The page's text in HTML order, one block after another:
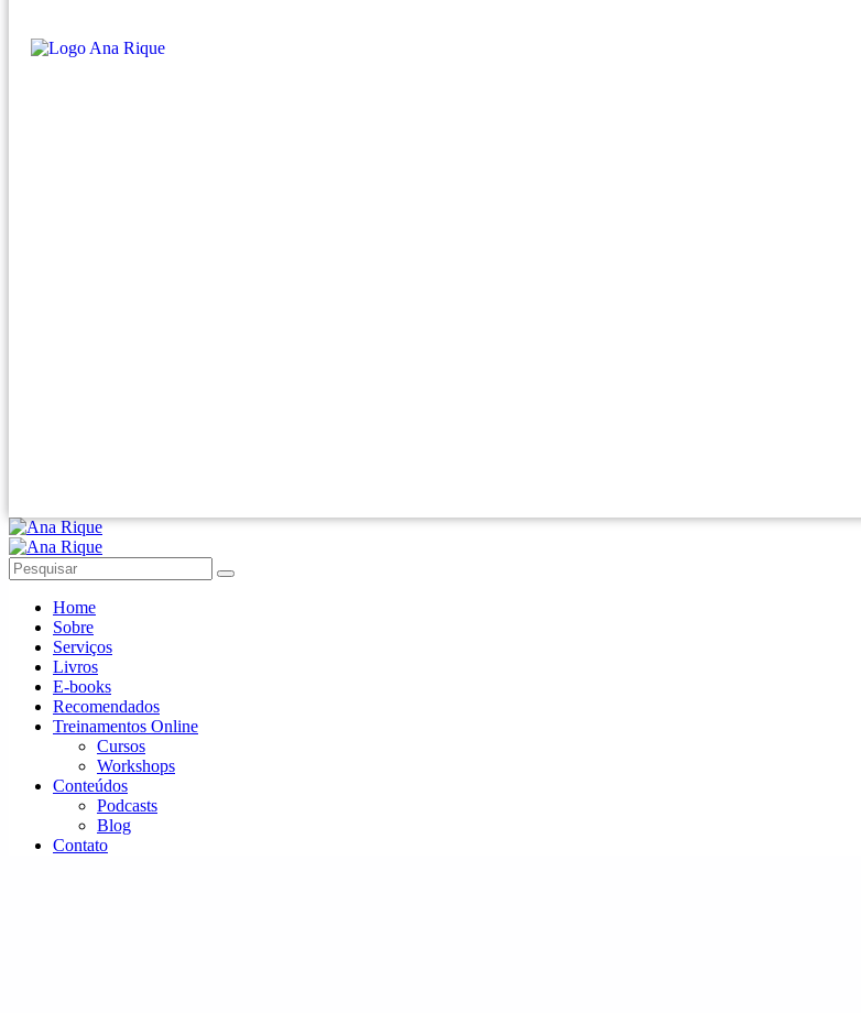
Home
Sobre
Serviços
Livros
E-books
Recomendados
Treinamentos Online
Cursos
Workshops
Conteúdos
Podcasts
Blog
Contato